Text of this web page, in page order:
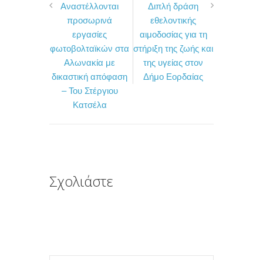
c
e
b
o
o
k
i
t
t
e
r
ι
α
σ
τ
ε
Αναστέλλονται
προσωρινά
εργασίες
φωτοβολταϊκών στα
Αλωνακία με
δικαστική απόφαση
– Του Στέργιου
Κατσέλα
Διπλή δράση
εθελοντικής
αιμοδοσίας για τη
στήριξη της ζωής και
της υγείας στον
Δήμο Εορδαίας
Σχολιάστε